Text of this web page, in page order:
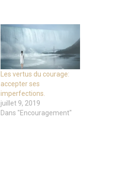
Les vertus du courage:
accepter ses
imperfections.
juillet 9, 2019
Dans "Encouragement"